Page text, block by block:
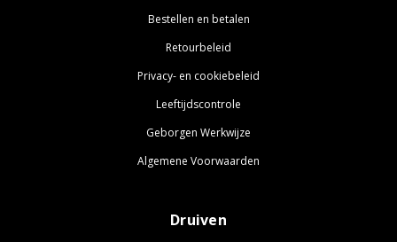
Bestellen en betalen
Retourbeleid
Privacy- en cookiebeleid
Leeftijdscontrole
Geborgen Werkwijze
Algemene Voorwaarden
Druiven